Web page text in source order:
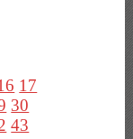
17
30
43